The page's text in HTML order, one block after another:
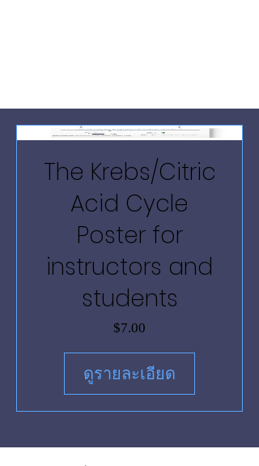
The Krebs/Citric
Acid Cycle
Poster for
instructors and
students
$7.00
ดูรายละเอียด